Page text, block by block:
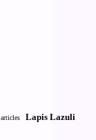
Lapis Lazuli